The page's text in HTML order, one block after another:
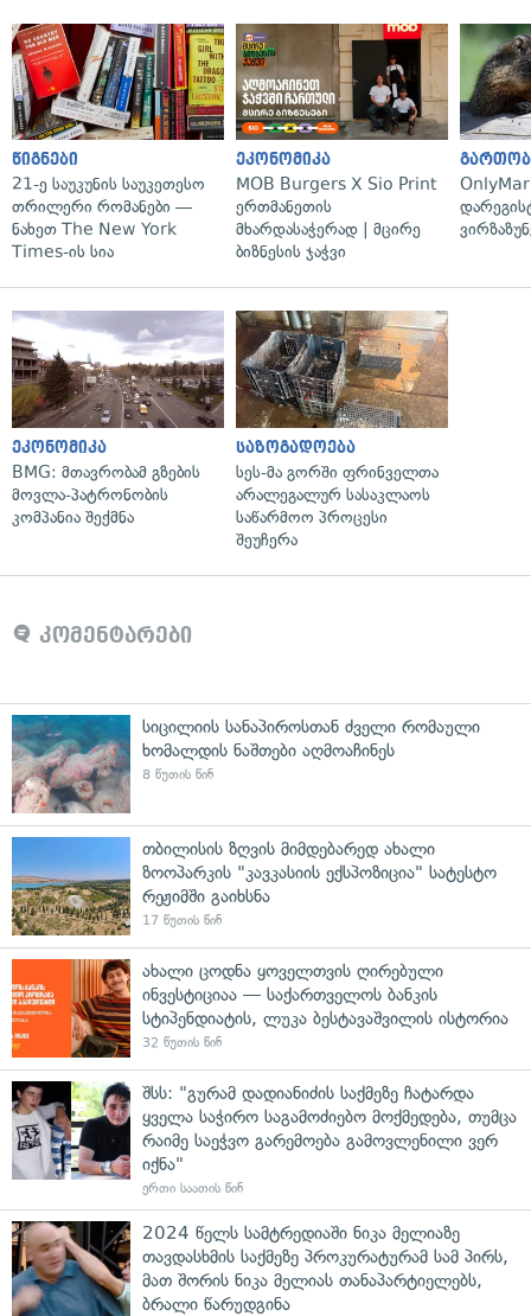
წიგნები
21-ე საუკუნის საუკეთესო
თრილერი რომანები —
ნახეთ The New York
Times-ის სია
ეკონომიკა
MOB Burgers X Sio Print
ერთმანეთის
მხარდასაჭერად | მცირე
ბიზნესის ჯაჭვი
ეკონომიკა
BMG: მთავრობამ გზების
მოვლა-პატრონობის
კომპანია შექმნა
საზოგადოება
სეს-მა გორში ფრინველთა
არალეგალურ სასაკლაოს
საწარმოო პროცესი
შეუჩერა
კომენტარები
სიცილიის სანაპიროსთან ძველი რომაული
ხომალდის ნაშთები აღმოაჩინეს
8 წუთის წინ
თბილისის ზღვის მიმდებარედ ახალი
ზოოპარკის "კავკასიის ექსპოზიცია" სატესტო
რეჟიმში გაიხსნა
17 წუთის წინ
ახალი ცოდნა ყოველთვის ღირებული
ინვესტიციაა — საქართველოს ბანკის
სტიპენდიატის, ლუკა ბესტავაშვილის ისტორია
33 წუთის წინ
შსს: "გურამ დადიანიძის საქმეზე ჩატარდა
ყველა საჭირო საგამოძიებო მოქმედება, თუმცა
რაიმე საეჭვო გარემოება გამოვლენილი ვერ
იქნა"
ერთი საათის წინ
2024 წელს სამტრედიაში ნიკა მელიაზე
თავდასხმის საქმეზე პროკურატურამ სამ პირს,
მათ შორის ნიკა მელიას თანაპარტიელებს,
ბრალი წარუდგინა